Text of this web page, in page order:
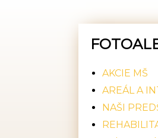
AKCIE MŠ
AREÁL A
NAŠI